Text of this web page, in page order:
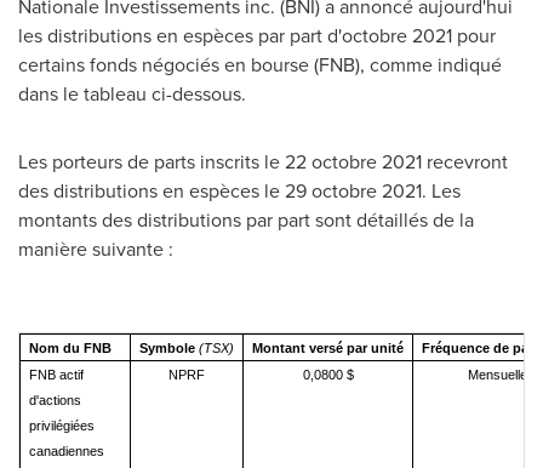
Nationale Investissements inc. (BNI) a annoncé aujourd'hui
les distributions en espèces par part d'octobre 2021 pour
certains fonds négociés en bourse (FNB), comme indiqué
dans le tableau ci-dessous.
Les porteurs de parts inscrits le 22 octobre 2021 recevront
des distributions en espèces le 29 octobre 2021. Les
montants des distributions par part sont détaillés de la
manière suivante :
Nom du FNB Symbole (TSX) Montant versé par unité
Fréquence de
FNB actif
d'actions
privilégiées
canadiennes
NPRF 0,0800 $ Mensuelle